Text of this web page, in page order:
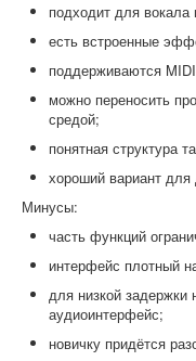
подходит для вокала
есть встроенные
поддерживаются
можно переносить
средой;
понятная структура
хороший вариант для
Минусы:
часть функций
интерфейс плотный
для низкой
аудиоинтерфейс;
новичку придётся